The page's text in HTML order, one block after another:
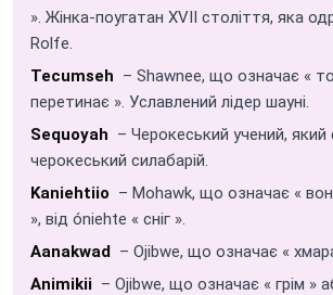
». Жінка-поугатан XVII століття, яка
Rolfe.
Tecumseh – Shawnee, що означає «
перетинає ». Уславлений лідер шауні.
Sequoyah – Черокеський учений, який
черокеський силабарій.
Kaniehtiio – Mohawk, що означає «
», від óniehte « сніг ».
Aanakwad – Ojibwe, що означає «
Animikii – Ojibwe, що означає « грім »